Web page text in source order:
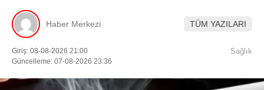
Haber Merkezi TÜM YAZILARI
Giriş: 08-08-2026 21:00
Güncelleme: 07-08-2026 23:36
Sağlık